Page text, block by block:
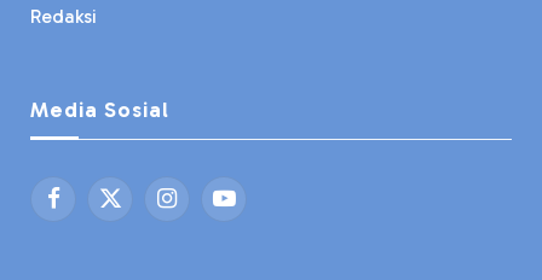
Redaksi
Media Sosial
Facebook
X
InstagramYouTube